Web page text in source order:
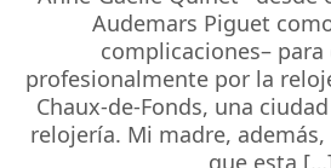
Audemars Piguet
complicaciones–
profesionalmente por la
Chaux-de-Fonds, una
relojería. Mi madre,
que esta